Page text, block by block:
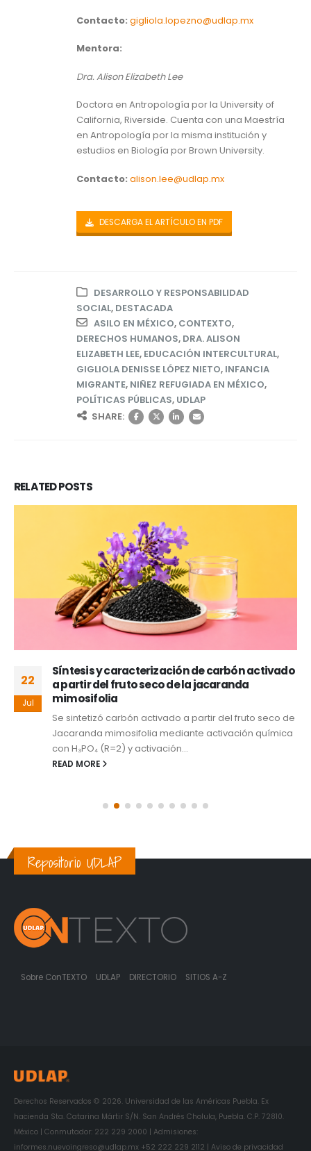
Contacto: gigliola.lopezno@udlap.mx
Mentora:
Dra. Alison Elizabeth Lee
Doctora en Antropología por la University of
California, Riverside. Cuenta con una Maestría
en Antropología por la misma institución y
estudios en Biología por Brown University.
Contacto: alison.lee@udlap.mx
DESCARGA EL ARTÍCULO EN PDF
DESARROLLO Y RESPONSABILIDAD
SOCIAL, DESTACADA
ASILO EN MÉXICO, CONTEXTO,
DERECHOS HUMANOS, DRA. ALISON
ELIZABETH LEE, EDUCACIÓN INTERCULTURAL,
GIGLIOLA DENISSE LÓPEZ NIETO, INFANCIA
MIGRANTE, NIÑEZ REFUGIADA EN MÉXICO,
POLÍTICAS PÚBLICAS, UDLAP
SHARE:
RELATEDPOSTS
22
Jul
Síntesis y caracterización de carbón activado
a partir del fruto seco de la jacaranda
mimosifolia
Se sintetizó carbón activado a partir del fruto seco de
Jacaranda mimosifolia mediante activación química
con H₃PO₄ (R=2) y activación...
READ MORE
Repositorio UDLAP
Sobre ConTEXTO UDLAP DIRECTORIO SITIOS A-Z
Derechos Reservados © 2026. Universidad de las Américas Puebla. Ex
hacienda Sta. Catarina Mártir S/N. San Andrés Cholula, Puebla. C.P. 72810.
México | Conmutador: 222 229 2000 | Admisiones:
informes.nuevoingreso@udlap.mx +52 222 229 2112 | Aviso de privacidad